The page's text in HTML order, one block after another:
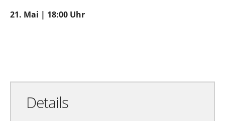
21. Mai | 18:00 Uhr
Details